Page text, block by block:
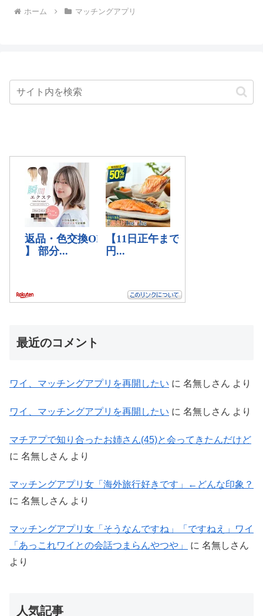
ホーム マッチングアプリ
最近のコメント
ワイ、マッチングアプリを再開したい に 名無しさん より
ワイ、マッチングアプリを再開したい に 名無しさん より
マチアプで知り合ったお姉さん(45)と会ってきたんだけど
に 名無しさん より
マッチングアプリ女「海外旅行好きです」←どんな印象？
に 名無しさん より
マッチングアプリ女「そうなんですね」「ですねえ」ワイ
「あっこれワイとの会話つまらんやつや」
に 名無しさん
より
人気記事